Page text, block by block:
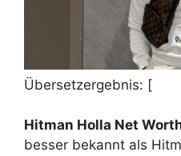
Übersetzergebnis: [
Hitman Holla Net
besser bekannt als